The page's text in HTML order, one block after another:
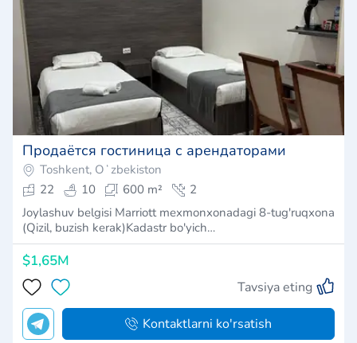
Продаётся гостиница с арендаторами
Toshkent, Oʻzbekiston
22
10 600 m²
2
Joylashuv belgisi Marriott mexmonxonadagi 8-tug'ruqxona
(Qizil, buzish kerak)Kadastr bo'yich…
$1,65M
Tavsiya eting
Kontaktlarni ko'rsatish